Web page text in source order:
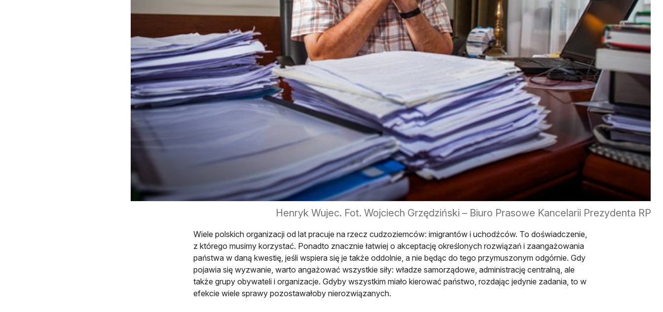
Henryk Wujec. Fot. Wojciech Grzędziński – Biuro Prasowe Kancelarii Prezydenta RP
Wiele polskich organizacji od lat pracuje na rzecz cudzoziemców: imigrantów i uchodźców. To doświadczenie,
z którego musimy korzystać. Ponadto znacznie łatwiej o akceptację określonych rozwiązań i zaangażowania
państwa w daną kwestię, jeśli wspiera się je także oddolnie, a nie będąc do tego przymuszonym odgórnie. Gdy
pojawia się wyzwanie, warto angażować wszystkie siły: władze samorządowe, administrację centralną, ale
także grupy obywateli i organizacje. Gdyby wszystkim miało kierować państwo, rozdając jedynie zadania, to w
efekcie wiele sprawy pozostawałoby nierozwiązanych.